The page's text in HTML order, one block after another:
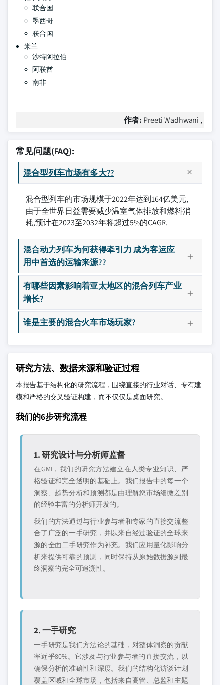
联合国
墨西哥
联合国
米兰
沙特阿拉伯
阿联酋
南非
作者: Preeti Wadhwani ,
常见问题(FAQ):
混合型列车市场有多大??
混合型列车的市场规模于2022年达到164亿美元,
由于全世界日益需要减少温室气体排放和燃料消
耗,预计在2023至2032年将超过5%的CAGR.
混合动力列车为何获得牵引力 成为客运应
用中首选的运输来源??
有哪些因素影响着亚太地区的混合列车产业
增长?
谁是主要的混合火车市场玩家?
研究方法、数据来源和验证过程
本报告基于结构化的研究流程，围绕直接的行业对话、专有建
模和严格的交叉验证构建，而不仅仅是桌面研究。
我们的6步研究流程
1. 研究设计与分析师监督
在GMI，我们的研究方法建立在人类专业知识、严
格验证和完全透明的基础上。我们报告中的每一个
洞察、趋势分析和预测都是由理解您市场细微差别
的经验丰富的分析师开发的。
我们的方法通过与行业参与者和专家的直接交流整
合了广泛的一手研究，并以来自经过验证的全球来
源的全面二手研究作为补充。我们应用量化影响分
析来提供可靠的预测，同时保持从原始数据源到最
终洞察的完全可追溯性。
2. 一手研究
一手研究是我们方法论的基础，对整体洞察的贡献
率近乎80%。它涉及与行业参与者的直接交流，以
确保分析的准确性和深度。我们的结构化访谈计划
覆盖区域和全球市场，包括来自高管、总监和主题